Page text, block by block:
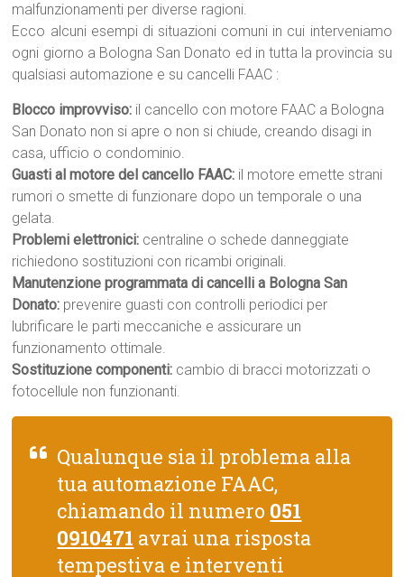
malfunzionamenti per diverse ragioni.
Ecco alcuni esempi di situazioni comuni in cui interveniamo
ogni giorno a Bologna San Donato ed in tutta la provincia su
qualsiasi automazione e su cancelli FAAC :
Blocco improvviso: il cancello con motore FAAC a Bologna
San Donato non si apre o non si chiude, creando disagi in
casa, ufficio o condominio.
Guasti al motore del cancello FAAC: il motore emette strani
rumori o smette di funzionare dopo un temporale o una
gelata.
Problemi elettronici: centraline o schede danneggiate
richiedono sostituzioni con ricambi originali.
Manutenzione programmata di cancelli a Bologna San
Donato: prevenire guasti con controlli periodici per
lubrificare le parti meccaniche e assicurare un
funzionamento ottimale.
Sostituzione componenti: cambio di bracci motorizzati o
fotocellule non funzionanti.
Qualunque sia il problema alla
tua automazione FAAC,
chiamando il numero 051
0910471 avrai una risposta
tempestiva e interventi